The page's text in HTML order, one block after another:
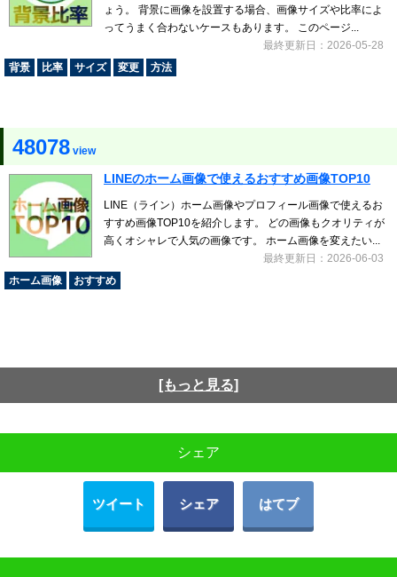
ょう。 背景に画像を設置する場合、画像サイズや比率によ
ってうまく合わないケースもあります。 このページ...
最終更新日：2026-05-28
背景
比率 サイズ 変更 方法
48078 view
LINEのホーム画像で使えるおすすめ画像TOP10
LINE（ライン）ホーム画像やプロフィール画像で使えるお
すすめ画像TOP10を紹介します。 どの画像もクオリティが
高くオシャレで人気の画像です。 ホーム画像を変えたい...
最終更新日：2026-06-03
ホーム画像
おすすめ
[もっと見る]
シェア
ツイート シェア はてブ